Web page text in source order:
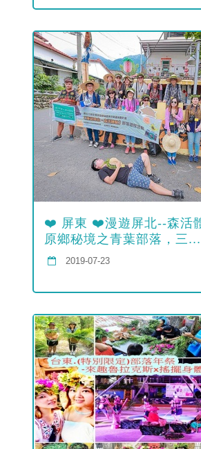
❤️ 屏東 ❤️漫遊屏北--森活
原鄉秘境之青葉部落，三...
2019-07-23